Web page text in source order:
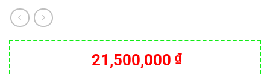
21,500,000 ₫